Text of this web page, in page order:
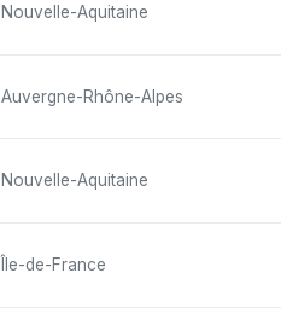
Nouvelle-Aquitaine
Auvergne-Rhône-Alpes
Nouvelle-Aquitaine
Île-de-France